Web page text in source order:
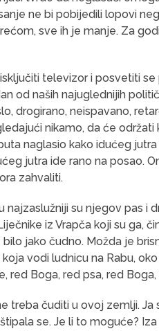
ne bi pobijedili lopovi
sve ih je manje. Za
televizor i posvetiti
od naših najuglednijih
drogirano, neispavano,
nikamo, da će
naglasio kako idućeg
jutra ide rano na posao.
zahvaliti.
najzaslužniji su njegov pas i
iz Vrapča koji su ga,
jako čudno. Možda je
vodi ludnicu na Rabu,
red Boga, red psa, red
treba čuditi u ovoj zemlji.
se. Je li to moguće?